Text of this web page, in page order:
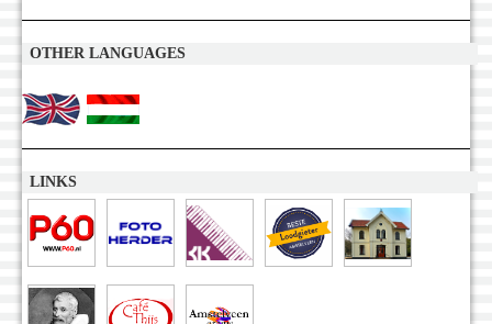
OTHER LANGUAGES
LINKS